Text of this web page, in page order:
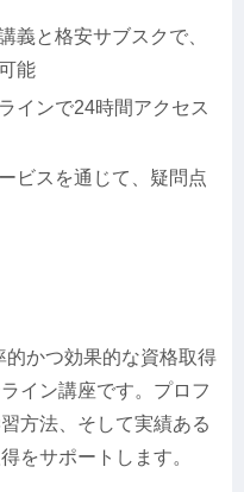
義と格安サブスクで、
能
インで24時間アクセス
ビスを通じて、疑問点
的かつ効果的な資格取得
イン講座です。プロフ
方法、そして実績ある
をサポートします。